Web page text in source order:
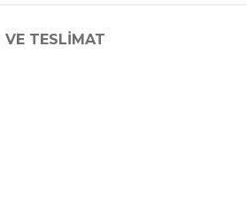
VE TESLIMAT